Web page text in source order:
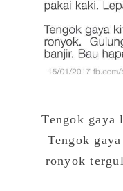
Tengok gaya
Tengok
ronyok